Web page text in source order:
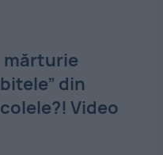
mărturie
din
Video